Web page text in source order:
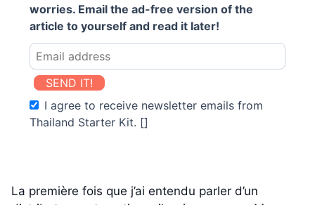
worries. Email the ad-free version of the
article to yourself and read it later!
SEND IT!
I agree to receive newsletter emails from
Thailand Starter Kit. []
La première fois que j’ai entendu parler d’un